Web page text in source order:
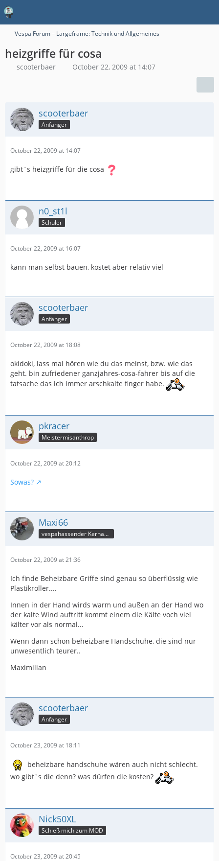
Vespa Forum – Largeframe: Technik und Allgemeines
heizgriffe für cosa
scooterbaer October 22, 2009 at 14:07
scooterbaer
Anfänger
October 22, 2009 at 14:07
gibt`s heizgriffe für die cosa
n0_st1l
Schüler
October 22, 2009 at 16:07
kann man selbst bauen, kostet aber relativ viel
scooterbaer
Anfänger
October 22, 2009 at 18:08
okidoki, lass mal hören wie du das meinst, bzw. wie das
geht. bin zufriedener ganzjahres-cosa-fahrer bis auf die
tatsache das ich immer arschkalte finger habe.
pkracer
Meistermisanthrop
October 22, 2009 at 20:12
Sowas?
Maxi66
vespahassender Kernassi
October 22, 2009 at 21:36
Ich finde Beheizbare Griffe sind genau so überflüssig wie
Plastikroller....
Innen in der Hand wirds warm und außen an der Hand wo
der kalte Wind auftritt kommt einem die Kälte voch viel
kälter vor als normal...
Wenn dann schon beheizbare Handschuhe, die sind nur
unwesentlich teurer..
Maximilian
scooterbaer
Anfänger
October 23, 2009 at 18:11
beheizbare handschuhe wären auch nicht schlecht.
wo gibt`s die denn? was dürfen die kosten?
Nick50XL
Schieß mich zum MOD
October 23, 2009 at 20:45